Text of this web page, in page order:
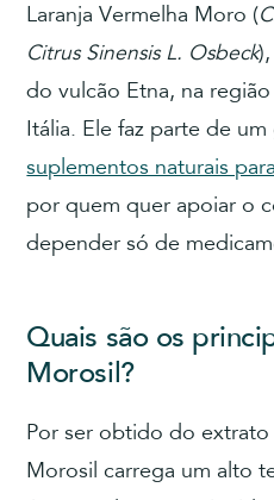
Laranja Vermelha Moro (
Citrus Sinensis L. Osbeck
do vulcão Etna, na
Itália. Ele faz parte de
suplementos naturais
por quem quer apoiar o
depender só de
Quais são os
Morosil?
Por ser obtido do
Morosil carrega um alto